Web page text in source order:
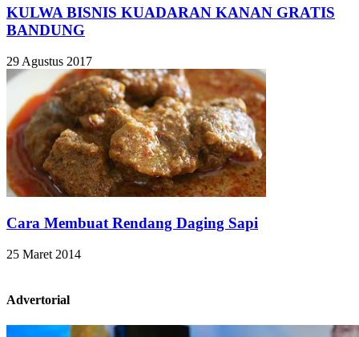
KULWA BISNIS KUADARAN KANAN GRATIS
BANDUNG
29 Agustus 2017
Cara Membuat Rendang Daging Sapi
25 Maret 2014
Advertorial